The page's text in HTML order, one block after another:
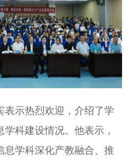
表示热烈欢迎，介绍了学
科建设情况。他表示，
息学科深化产教融合、推